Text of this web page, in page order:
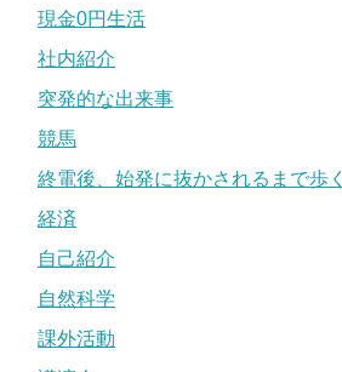
現金0円生活
社内紹介
突発的な出来事
競馬
終電後、始発に抜かされるまで歩く
経済
自己紹介
自然科学
課外活動